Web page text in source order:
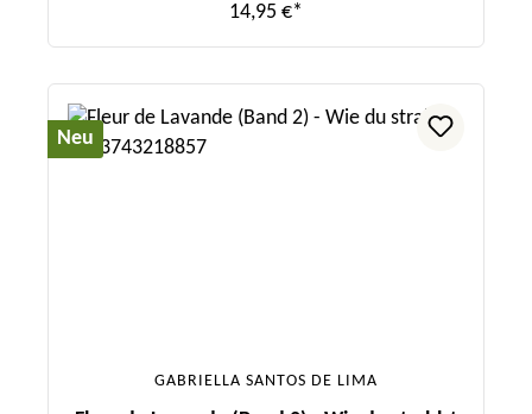
14,95 €*
Neu
GABRIELLA SANTOS DE LIMA